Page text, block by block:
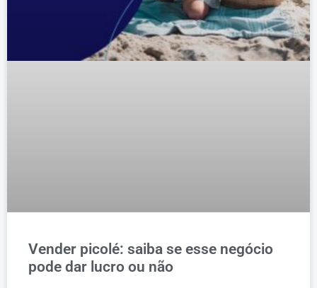
Vender picolé: saiba se esse negócio
pode dar lucro ou não